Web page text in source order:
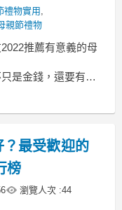
禮物實用 ,
親節禮物
推薦有意義的母
是金錢，還要有心
友
的蛋糕、貼心睡眠
友
美容美體儀...等
？最受歡迎的
榜
瀏覽人次 :44